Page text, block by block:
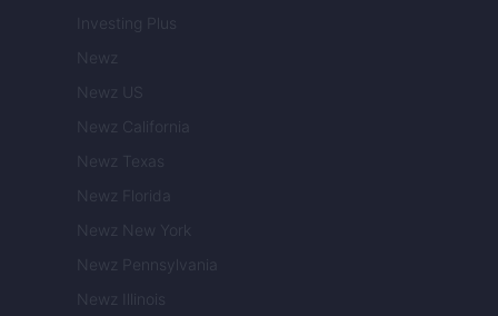
Investing Plus
Newz
Newz US
Newz California
Newz Texas
Newz Florida
Newz New York
Newz Pennsylvania
Newz Illinois